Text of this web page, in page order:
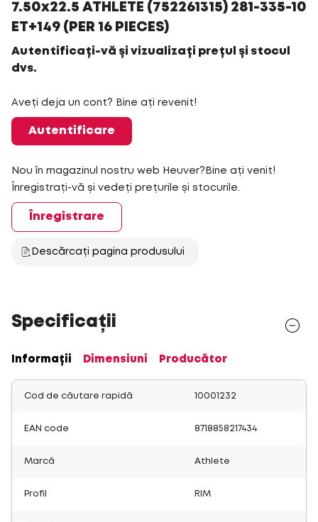
7.50x22.5 ATHLETE (752261315) 281-335-10
ET+149 (PER 16 PIECES)
Autentificați-vă și vizualizați prețul și stocul
dvs.
Aveți deja un cont? Bine ați revenit!
Autentificare
Nou în magazinul nostru web Heuver?Bine ați venit!
Înregistrați-vă și vedeți prețurile și stocurile.
Înregistrare
Descărcați pagina produsului
Specificații
Informații Dimensiuni Producător
Cod de căutare rapidă 10001232
EAN code 8718858217434
Marcă Athlete
Profil RIM